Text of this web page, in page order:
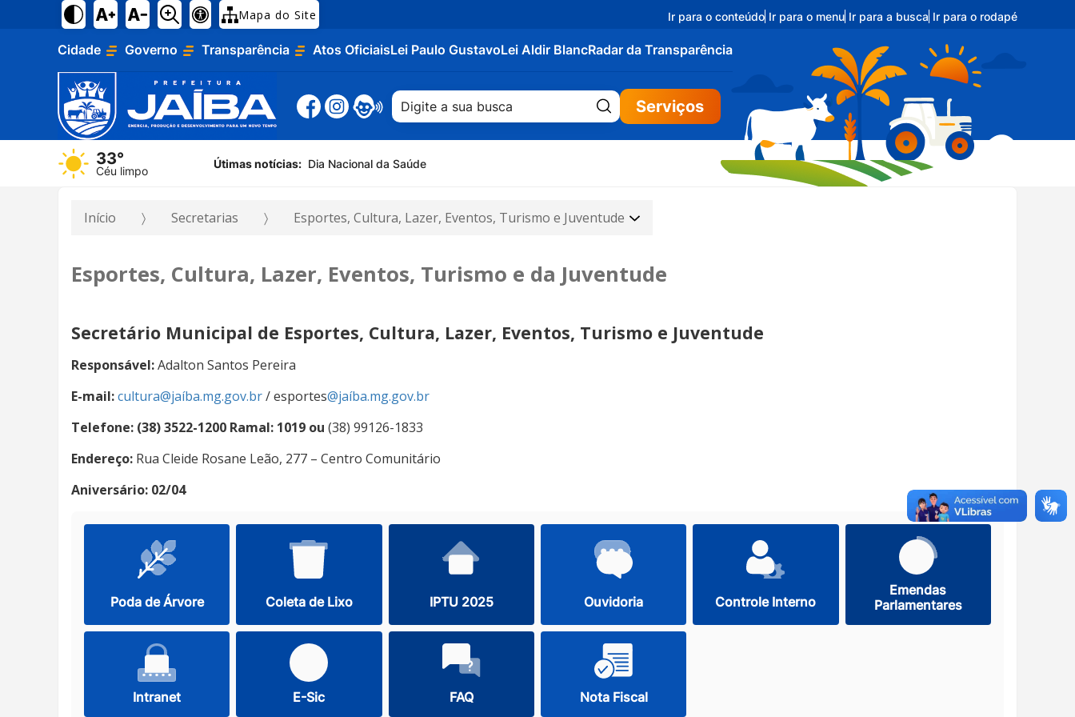
Mapa do Site Ir para o conteúdo Ir para o menu Ir para a busca Ir para o rodapé
Cidade Governo Transparência Atos OficiaisLei Paulo GustavoLei Aldir BlancRadar da Transparência
Pesquisar:
Serviços
33°
Céu limpo
Útimas notícias: Dia Nacional da Saúde
Início Secretarias Esportes, Cultura, Lazer, Eventos, Turismo e Juventude
Esportes, Cultura, Lazer, Eventos, Turismo e da Juventude
Secretário Municipal de Esportes, Cultura, Lazer, Eventos, Turismo e Juventude
Responsável:Adalton Santos Pereira
E-mail:cultura@jaíba.mg.gov.br/ esportes@jaíba.mg.gov.br
Telefone: (38) 3522-1200 Ramal: 1019 ou (38) 99126-1833
Endereço: Rua Cleide Rosane Leão, 277 – Centro Comunitário
Aniversário: 02/04
Poda de Árvore Coleta de Lixo IPTU 2025 Ouvidoria Controle Interno
Emendas
Parlamentares
Intranet E-Sic FAQ Nota Fiscal